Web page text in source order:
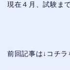
現在４月、試験ま
前回記事は↓コチラ